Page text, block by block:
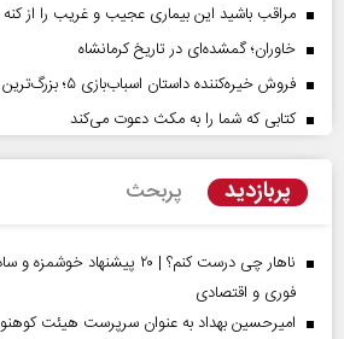
مراقب باشید این بیماری عجیب و غریب را از کنه
خاوران؛ گمشده‌ای در تاریخ کرمانشاه
فروش خیره‌کننده داستان اسباب‌بازی ۵؛ بزرگ‌ترین افتتاحیه سال برای پیکسار
کتابی که شما را به مکث دعوت می‌کند
پربازدید پربحث
ناهار چی درست کنم؟ | ۲۰
فوری و اقتصادی
امیرحسین بهداد به عنوان سرپرست هیئت